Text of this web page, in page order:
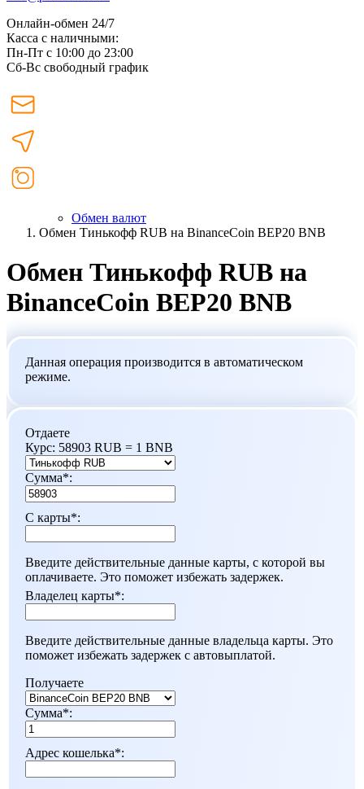
Онлайн-обмен 24/7
Касса с наличными:
Пн-Пт с 10:00 до 23:00
Сб-Вс свободный график
Обмен валют
Обмен Тинькофф RUB на BinanceCoin BEP20 BNB
Обмен Тинькофф RUB на
BinanceCoin BEP20 BNB
Данная операция производится в автоматическом
режиме.
Отдаете
Курс: 58903 RUB = 1 BNB
Сумма*:
С карты*:
Введите действительные данные карты, с которой вы
оплачиваете. Это поможет избежать задержек.
Владелец карты*:
Введите действительные данные владельца карты. Это
поможет избежать задержек с автовыплатой.
Получаете
Сумма*:
Адрес кошелька*: